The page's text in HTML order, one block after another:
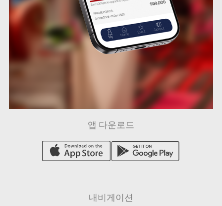
/ / / /
내비게이션
앱 다운로드